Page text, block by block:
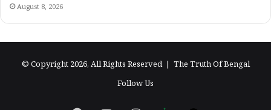
August 8, 2026
© Copyright 2026, All Rights Reserved | The Truth Of Bengal
Follow Us